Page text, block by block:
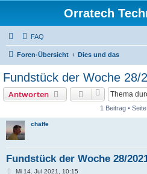
Orratech
FAQ
Foren-Übersicht Dies und das
Fundstück der Woche 28/
Antworten
1 Beitrag • Seite
chäffe
Fundstück der Woche 28/
BMi 14. Jul 2021, 10:15